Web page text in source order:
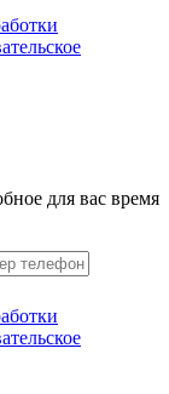
для вас время